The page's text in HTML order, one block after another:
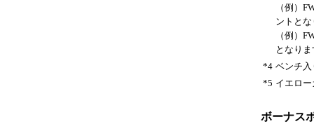
（例）
ントと
（例）
となり
*4 ベンチ
*5 イエロ
ボーナス